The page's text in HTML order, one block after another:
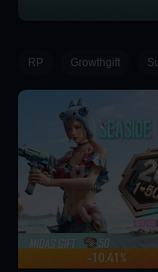
RP Growthgift
-10.41%